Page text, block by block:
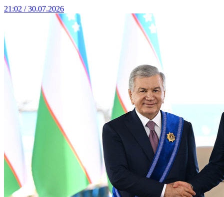
21:02 / 30.07.2026